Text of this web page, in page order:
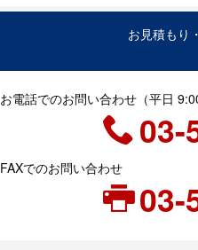
お見積もり
お電話でのお問い合わせ（平日
03-
FAXでのお問い合わせ
03-